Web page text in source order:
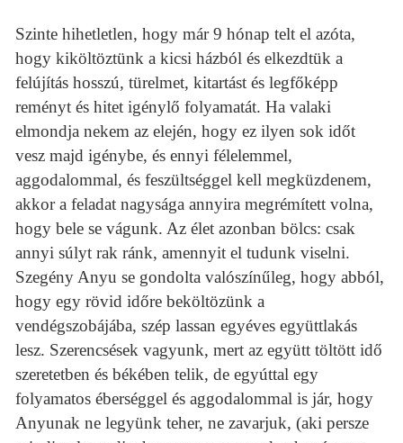
Szinte hihetletlen, hogy már 9 hónap telt el azóta,
hogy kiköltöztünk a kicsi házból és elkezdtük a
felújítás hosszú, türelmet, kitartást és legfőképp
reményt és hitet igénylő folyamatát. Ha valaki
elmondja nekem az elején, hogy ez ilyen sok időt
vesz majd igénybe, és ennyi félelemmel,
aggodalommal, és feszültséggel kell megküzdenem,
akkor a feladat nagysága annyira megrémített volna,
hogy bele se vágunk. Az élet azonban bölcs: csak
annyi súlyt rak ránk, amennyit el tudunk viselni.
Szegény Anyu se gondolta valószínűleg, hogy abból,
hogy egy rövid időre beköltözünk a
vendégszobájába, szép lassan egyéves együttlakás
lesz. Szerencsések vagyunk, mert az együtt töltött idő
szeretetben és békében telik, de egyúttal egy
folyamatos éberséggel és aggodalommal is jár, hogy
Anyunak ne legyünk teher, ne zavarjuk, (aki persze